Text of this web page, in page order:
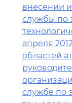
внесении
службы по
апреля
областей
службе по